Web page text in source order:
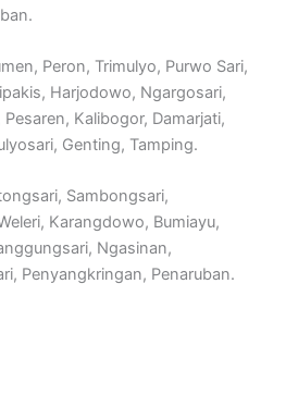
Peron, Trimulyo, Purwo Sari,
Harjodowo, Ngargosari,
Kalibogor, Damarjati,
Genting, Tamping.
Sambongsari,
Karangdowo, Bumiayu,
Ngasinan,
Penyangkringan, Penaruban.